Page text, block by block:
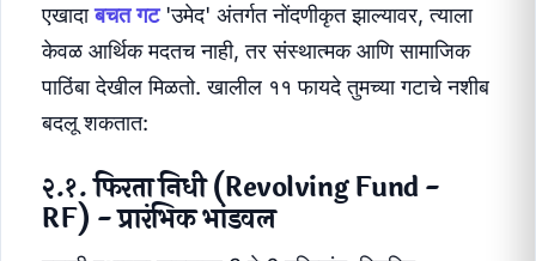
एखादाबचत गट'उमेद' अंतर्गत नोंदणीकृत झाल्यावर, त्याला
केवळ आर्थिक मदतच नाही, तर संस्थात्मक आणि सामाजिक
पाठिंबा देखील मिळतो. खालील ११ फायदे तुमच्या गटाचे नशीब
बदलू शकतात:
२.१. फिरता निधी (Revolving Fund -
RF) - प्रारंभिक भांडवल